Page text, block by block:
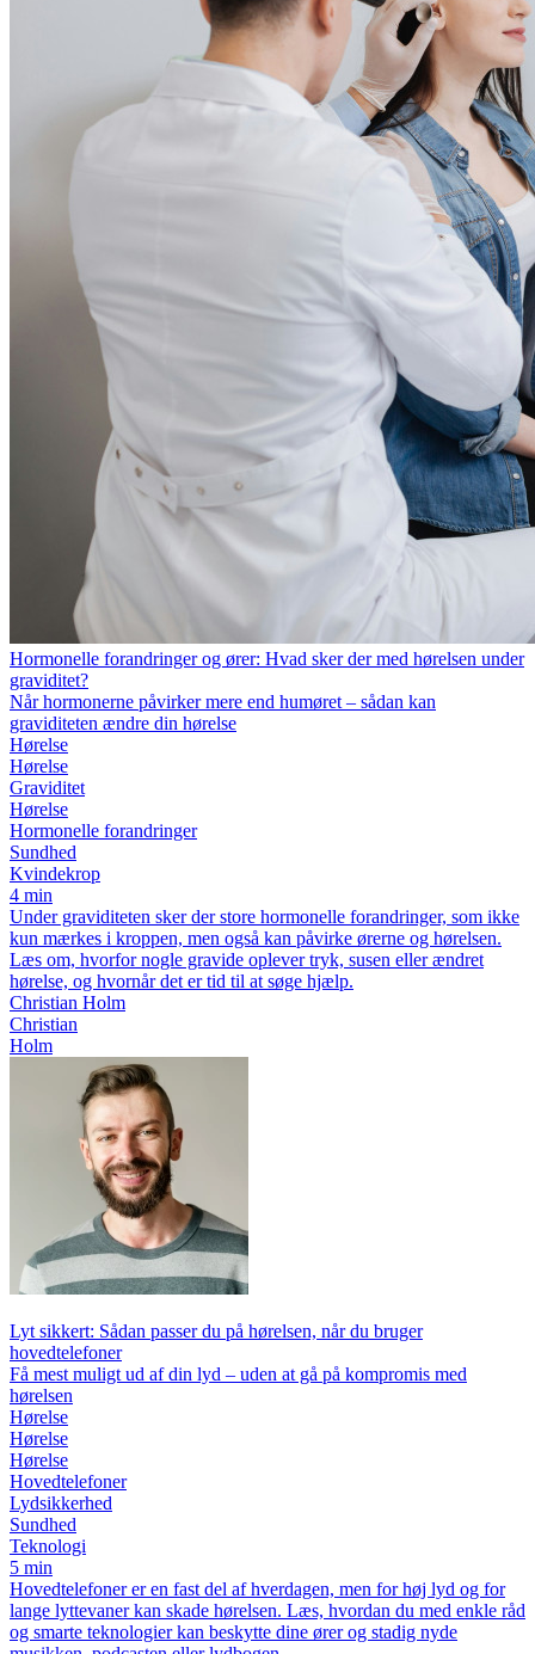
Hormonelle forandringer og ører: Hvad sker der med hørelsen under
graviditet?
Når hormonerne påvirker mere end humøret – sådan kan
graviditeten ændre din hørelse
Hørelse
Hørelse
Graviditet
Hørelse
Hormonelle forandringer
Sundhed
Kvindekrop
4 min
Under graviditeten sker der store hormonelle forandringer, som ikke
kun mærkes i kroppen, men også kan påvirke ørerne og hørelsen.
Læs om, hvorfor nogle gravide oplever tryk, susen eller ændret
hørelse, og hvornår det er tid til at søge hjælp.
Christian Holm
Christian
Holm
Lyt sikkert: Sådan passer du på hørelsen, når du bruger
hovedtelefoner
Få mest muligt ud af din lyd – uden at gå på kompromis med
hørelsen
Hørelse
Hørelse
Hørelse
Hovedtelefoner
Lydsikkerhed
Sundhed
Teknologi
5 min
Hovedtelefoner er en fast del af hverdagen, men for høj lyd og for
lange lyttevaner kan skade hørelsen. Læs, hvordan du med enkle råd
og smarte teknologier kan beskytte dine ører og stadig nyde